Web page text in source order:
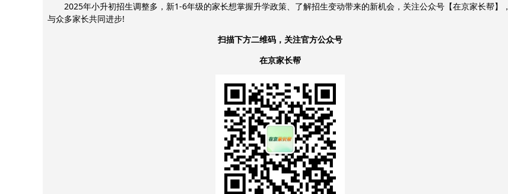
2025年小升初招生调整多，新1-6年级的家长想掌握升学政策、了解招生变动带来的新机会，关注公众号【在京家长帮】，
与众多家长共同进步!
扫描下方二维码，关注官方公众号
在京家长帮